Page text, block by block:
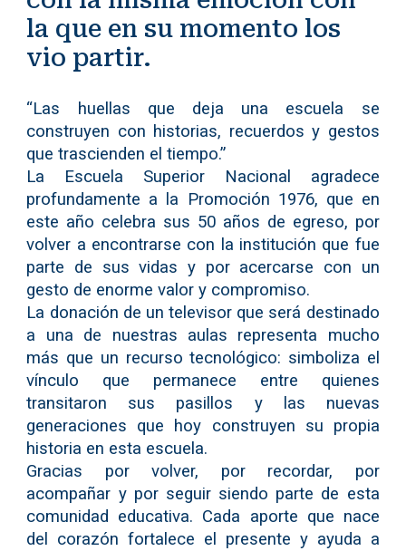
la que en su momento los
vio partir.
“Las huellas que deja una escuela se
construyen con historias, recuerdos y gestos
que trascienden el tiempo.”
La Escuela Superior Nacional agradece
profundamente a la Promoción 1976, que en
este año celebra sus 50 años de egreso, por
volver a encontrarse con la institución que fue
parte de sus vidas y por acercarse con un
gesto de enorme valor y compromiso.
La donación de un televisor que será destinado
a una de nuestras aulas representa mucho
más que un recurso tecnológico: simboliza el
vínculo que permanece entre quienes
transitaron sus pasillos y las nuevas
generaciones que hoy construyen su propia
historia en esta escuela.
Gracias por volver, por recordar, por
acompañar y por seguir siendo parte de esta
comunidad educativa. Cada aporte que nace
del corazón fortalece el presente y ayuda a